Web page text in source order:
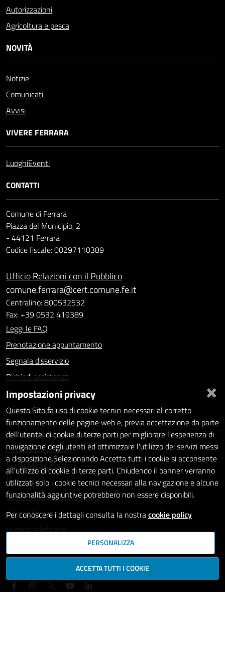
Autorizzazioni
Agricoltura e pesca
NOVITÀ
Notizie
Comunicati
Avvisi
VIVERE FERRARA
LuoghiEventi
CONTATTI
Comune di Ferrara
Piazza del Municipio, 2
- 44121 Ferrara
Codice fiscale: 00297110389
Ufficio Relazioni con il Pubblico
comune.ferrara@cert.comune.fe.it
Centralino: 800532532
Fax: +39 0532 419389
Leggi le FAQ
Prenotazione appuntamento
Segnala disservizio
Richiedi assistenza
Statistiche dei Siti web
Intranet - accesso riservato
Amministrazione trasparente
Informativa privacy
Social Media Policy
Note legali
Dichiarazione di accessibilità
Whistleblowing
Rubrica telefonica
SEGUICI SU
×
Impostazioni privacy
Questo Sito fa uso di cookie tecnici necessari al corretto
funzionamento delle pagine web e, previa accettazione da parte
dell'utente, di cookie di terze parti per migliorare l'esperienza di
navigazione degli utenti ed ottimizzare l'utilizzo dei servizi messi
a disposizione.Selezionando Accetta tutti i cookie si acconsente
all'utilizzo di cookie di terze parti. Chiudendo il banner verranno
utilizzati solo i cookie tecnici necessari alla navigazione e alcune
funzionalità aggiuntive potrebbero non essere disponibili.
Per conoscere i dettagli consulta la nostracookie policy
PERSONALIZZA
ACCETTA TUTTI I COOKIE